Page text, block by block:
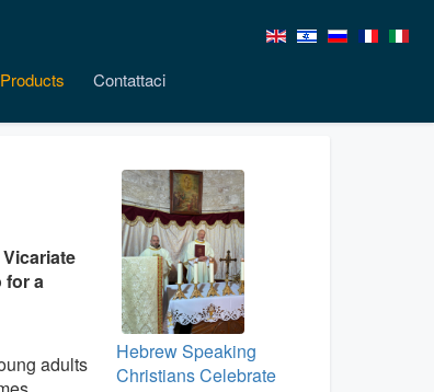
Contattaci
for a
adults
Hebrew Speaking
Christians Celebrate